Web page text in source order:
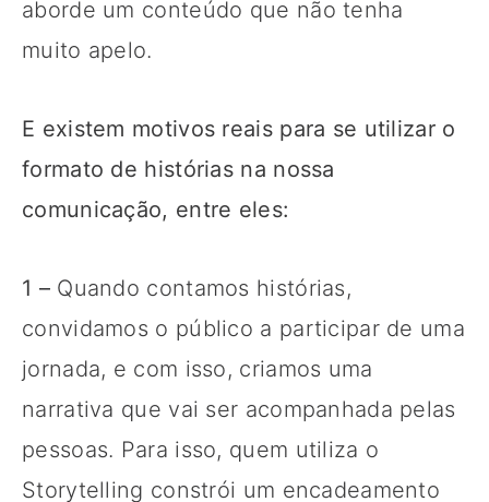
aborde um conteúdo que não tenha
muito apelo.
E existem motivos reais para se utilizar o
formato de histórias na nossa
comunicação, entre eles:
1 – Quando contamos histórias,
convidamos o público a participar de uma
jornada, e com isso, criamos uma
narrativa que vai ser acompanhada pelas
pessoas. Para isso, quem utiliza o
Storytelling constrói um encadeamento